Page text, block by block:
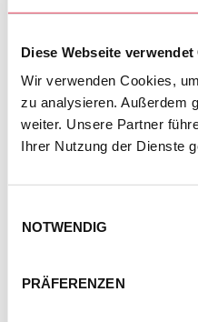
Diese Webseite verwendet
Wir verwenden Cookies,
zu analysieren. Außerdem
weiter. Unsere Partner
Ihrer Nutzung der Dienste
NOTWENDIG
PRÄFERENZEN